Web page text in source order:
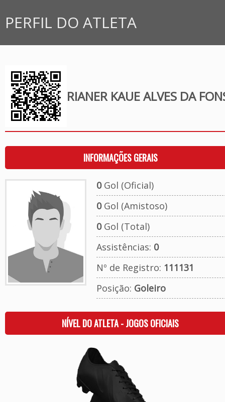
PERFIL DO ATLETA
RIANER KAUE ALVES DA
INFORMAÇÕES GERAIS
0Gol (Oficial)
0Gol (Amistoso)
0Gol (Total)
Assistências: 0
Nº de Registro: 111131
Posição: Goleiro
NÍVEL DO ATLETA - JOGOS OFICIAIS